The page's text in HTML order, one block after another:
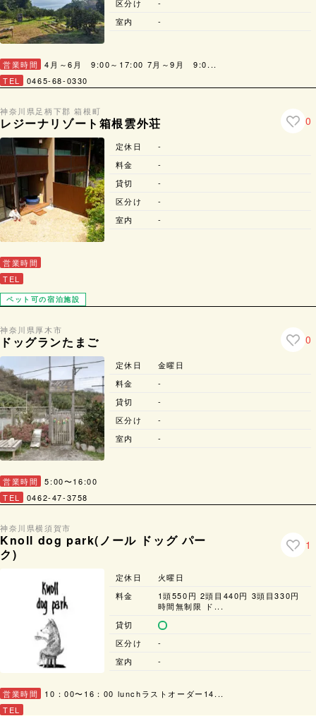
営業時間
4月～6月 9:00～17:00 7月～9月 9:0...
TEL
0465-68-0330
区分け
-
室内
-
神奈川県 足柄下郡 箱根町
レジーナリゾート箱根雲外荘 0
営業時間
TEL
ペット可の宿泊施設
定休日
-
料金
-
貸切
-
区分け
-
室内
-
神奈川県厚木市
ドッグランたまご 0
営業時間
5:00〜16:00
TEL
0462-47-3758
定休日
金曜日
料金
-
貸切
-
区分け
-
室内
-
神奈川県横須賀市
Knoll dog park(ノール ドッグ パー
ク)
1
営業時間
10：00〜16：00 lunchラストオーダー14...
TEL
定休日
火曜日
料金
1頭550円 2頭目440円 3頭目330円
時間無制限 ド...
貸切
区分け
-
室内
-